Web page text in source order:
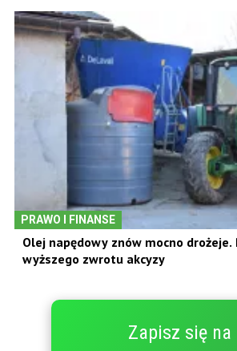
PRAWO I FINANSE
Olej napędowy znów mocno drożeje.
wyższego zwrotu akcyzy
Zapisz się na